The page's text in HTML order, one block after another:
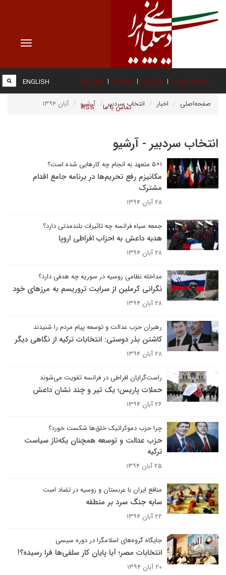
Toggle
صفحه نخست درباره ما عضویت پیوند ها
تماس با ما RSS
ENGLISH
صفحه‌اصلی اخبار انتخاب سردبیر آرشیو آبان ۱۳۹۴
انتخاب سردبیر - آرشیو
۵+۱ متعهد به انجام چه کارهایی شده است؟
مکانیزم‌ رفع تحریم‌ها در برنامه جامع اقدام
مشترک
۲۸ آبان ۱۳۹۴
جمعه سیاه فرانسه چه تاثیرات بلندمدتی دارد؟
هدیه داعش به احزاب افراطی اروپا
۲۸ آبان ۱۳۹۴
مداخله نظامی روسیه در سوریه چه هدفی دارد؟
نگرانی کرملین از سرایت تروریسم به مرزهای خود
۲۸ آبان ۱۳۹۴
رهبران حزب عدالت و توسعه پیام مردم را شنیدند
کاشتن بذر دوستی: انتخابات ترکیه از نگاهی دیگر
۲۸ آبان ۱۳۹۴
راست‌گرایان افراطی در فرانسه تقویت می‌شوند
حملات پاریس؛ یک تیر و چند نشان داعش
۲۶ آبان ۱۳۹۴
چرا حزب دموکراتیک خلق‌ها شکست خورد؟
حزب عدالت و توسعه همچنان یکه‌تاز سیاست
ترکیه
۲۵ آبان ۱۳۹۴
منافع ایران با عربستان و روسیه در تضاد است
سایه جنگ سرد بر منطقه
۲۲ آبان ۱۳۹۴
جایگاه گروه‌های اسلامگرا در دوره سیسی
انتخابات مصر؛ آیا پایان کار سلفی‌ها فرا رسیده؟!
۲۰ آبان ۱۳۹۴